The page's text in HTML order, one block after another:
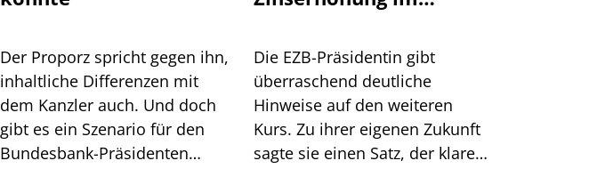
Der Proporz spricht gegen ihn,
inhaltliche Differenzen mit
dem Kanzler auch. Und doch
gibt es ein Szenario für den
Bundesbank-Präsidenten
Die EZB-Präsidentin gibt
überraschend deutliche
Hinweise auf den weiteren
Kurs. Zu ihrer eigenen Zukunft
sagte sie einen Satz, der klarer